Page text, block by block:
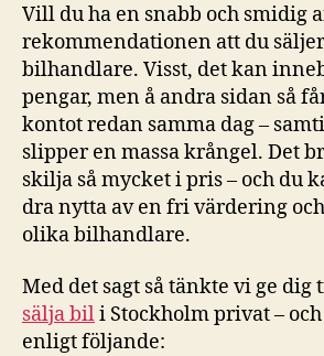
Vill du ha en snabb och smidig
rekommendationen att du
bilhandlare. Visst, det kan
pengar, men å andra sidan så
kontot redan samma dag –
slipper en massa krångel. Det
skilja så mycket i pris – och du
dra nytta av en fri värdering
olika bilhandlare.
Med det sagt så tänkte vi ge dig
sälja bili Stockholm privat – och
enligt följande: